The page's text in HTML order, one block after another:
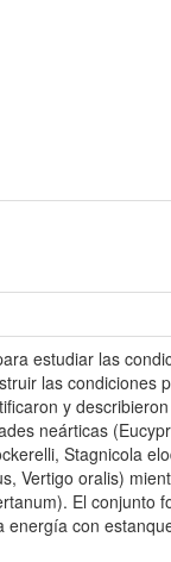
estudiar las
las condiciones
y
neárticas
Stagnicola
Vertigo oralis)
El conjunto
con